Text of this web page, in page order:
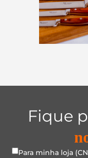
Fique
Para minha loja